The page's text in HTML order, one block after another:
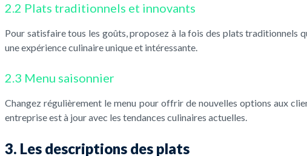
2.2 Plats traditionnels et innovants
Pour satisfaire tous les goûts, proposez à la fois des plats traditionnels
une expérience culinaire unique et intéressante.
2.3 Menu saisonnier
Changez régulièrement le menu pour offrir de nouvelles options aux
entreprise est à jour avec les tendances culinaires actuelles.
3. Les descriptions des plats